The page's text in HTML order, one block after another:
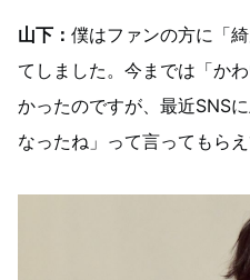
山下： 僕はファンの方に「
てしました。今までは「か
かったのですが、最近SNS
なったね」って言ってもら